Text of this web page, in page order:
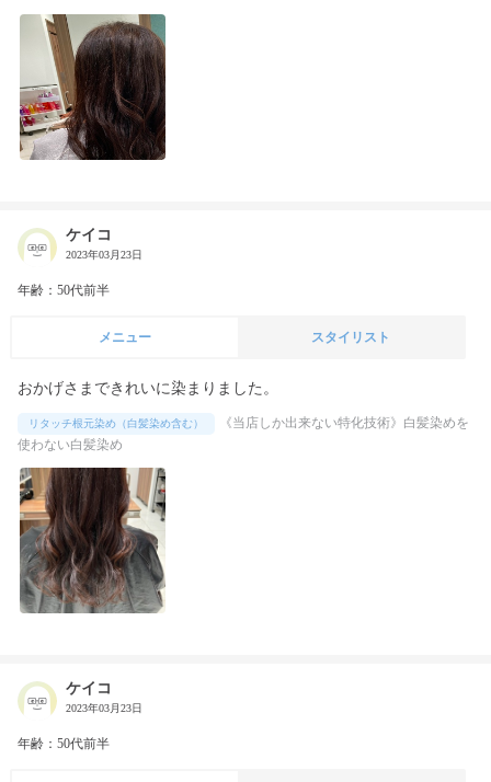
ケイコ
2023年03月23日
年齢：50代前半
メニュー スタイリスト
おかげさまできれいに染まりました。
リタッチ根元染め（白髪染め含む）
《当店しか出来ない特化技術》白髪染めを
使わない白髪染め
ケイコ
2023年03月23日
年齢：50代前半